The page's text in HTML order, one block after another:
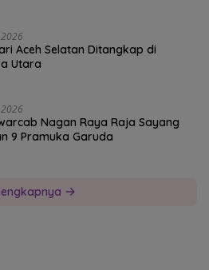
Aceh Selatan Ditangkap di
Utara
Nagan Raya Raja Sayang
9 Pramuka Garuda